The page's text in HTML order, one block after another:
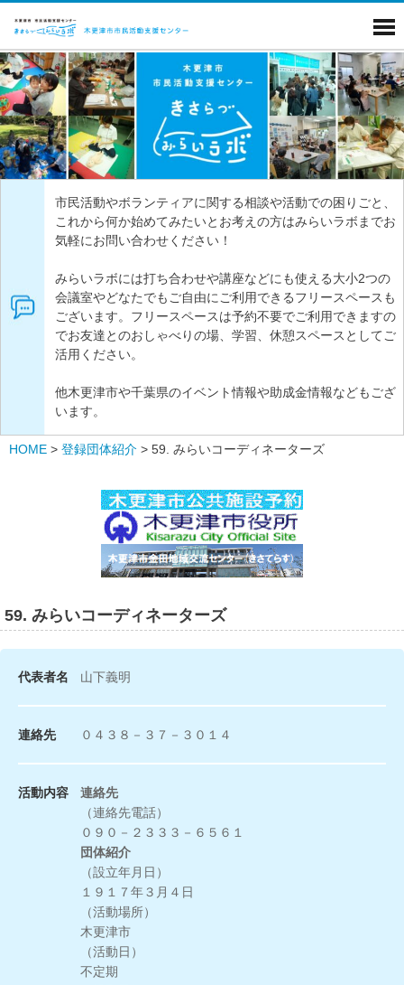
市民活動やボランティアに関する相談や活動での困りごと、
これから何か始めてみたいとお考えの方はみらいラボまでお
気軽にお問い合わせください！
みらいラボには打ち合わせや講座などにも使える大小2つの
会議室やどなたでもご自由にご利用できるフリースペースも
ございます。フリースペースは予約不要でご利用できますの
でお友達とのおしゃべりの場、学習、休憩スペースとしてご
活用ください。
他木更津市や千葉県のイベント情報や助成金情報などもござ
います。
HOME > 登録団体紹介 > 59. みらいコーディネーターズ
59. みらいコーディネーターズ
代表者名 山下義明
連絡先 ０４３８－３７－３０１４
活動内容
連絡先
（連絡先電話）
０９０－２３３３－６５６１
団体紹介
（設立年月日）
１９１７年３月４日
（活動場所）
木更津市
（活動日）
不定期